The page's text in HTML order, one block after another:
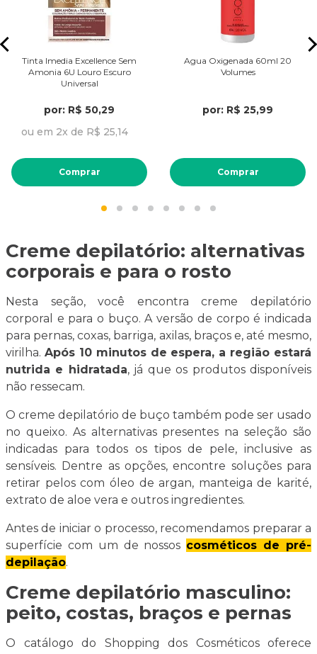
Tinta Imedia Excellence Sem
Amonia 6U Louro Escuro
Universal
por: R$ 50,29
ou em 2x de R$ 25,14
Comprar
Agua Oxigenada 60ml 20
Volumes
por: R$ 25,99
Comprar
Creme depilatório: alternativas
corporais e para o rosto
Nesta seção, você encontra creme depilatório
corporal e para o buço. A versão de corpo é indicada
para pernas, coxas, barriga, axilas, braços e, até mesmo,
virilha. Após 10 minutos de espera, a região estará
nutrida e hidratada, já que os produtos disponíveis
não ressecam.
O creme depilatório de buço também pode ser usado
no queixo. As alternativas presentes na seleção são
indicadas para todos os tipos de pele, inclusive as
sensíveis. Dentre as opções, encontre soluções para
retirar pelos com óleo de argan, manteiga de karité,
extrato de aloe vera e outros ingredientes.
Antes de iniciar o processo, recomendamos preparar a
superfície com um de nossos cosméticos de pré-
depilação.
Creme depilatório masculino:
peito, costas, braços e pernas
O catálogo do Shopping dos Cosméticos oferece